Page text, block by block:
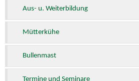
Aus- u. Weiterbildung
Mütterkühe
Bullenmast
Termine und Seminare